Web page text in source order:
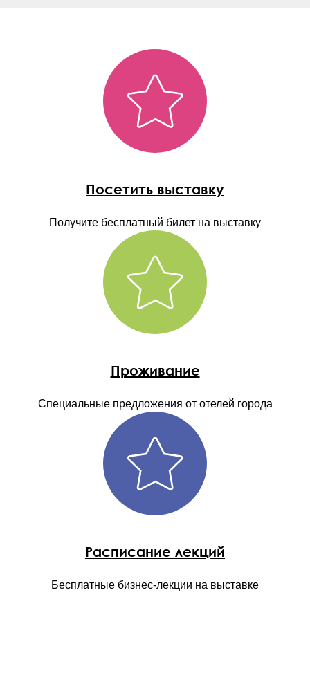
Посетить выставку
Получите бесплатный билет на выставку
Проживание
Специальные предложения от отелей города
Расписание лекций
Бесплатные бизнес-лекции на выставке